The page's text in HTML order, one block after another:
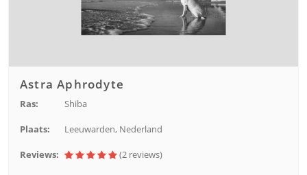
Astra Aphrodyte
Ras: Shiba
Plaats: Leeuwarden, Nederland
Reviews: (2 reviews)